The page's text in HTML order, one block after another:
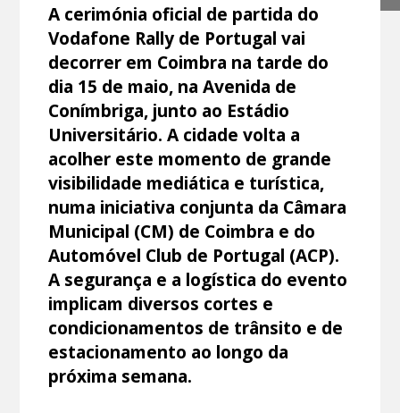
A cerimónia oficial de partida do
Vodafone Rally de Portugal vai
decorrer em Coimbra na tarde do
dia 15 de maio, na Avenida de
Conímbriga, junto ao Estádio
Universitário. A cidade volta a
acolher este momento de grande
visibilidade mediática e turística,
numa iniciativa conjunta da Câmara
Municipal (CM) de Coimbra e do
Automóvel Club de Portugal (ACP).
A segurança e a logística do evento
implicam diversos cortes e
condicionamentos de trânsito e de
estacionamento ao longo da
próxima semana.